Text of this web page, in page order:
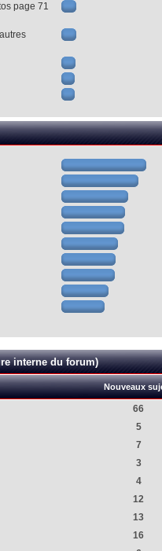
page 71
interne du forum)
Nouveaux
66
5
7
3
4
12
13
16